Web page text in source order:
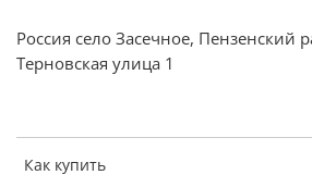
Как купить
Россия село Засечное, Пензенский
Терновская улица 1